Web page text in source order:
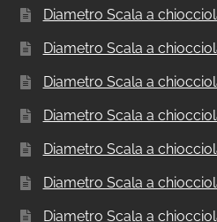
Diametro Scala a
Diametro Scala a
Diametro Scala a
Diametro Scala a
Diametro Scala a
Diametro Scala a
Diametro Scala a